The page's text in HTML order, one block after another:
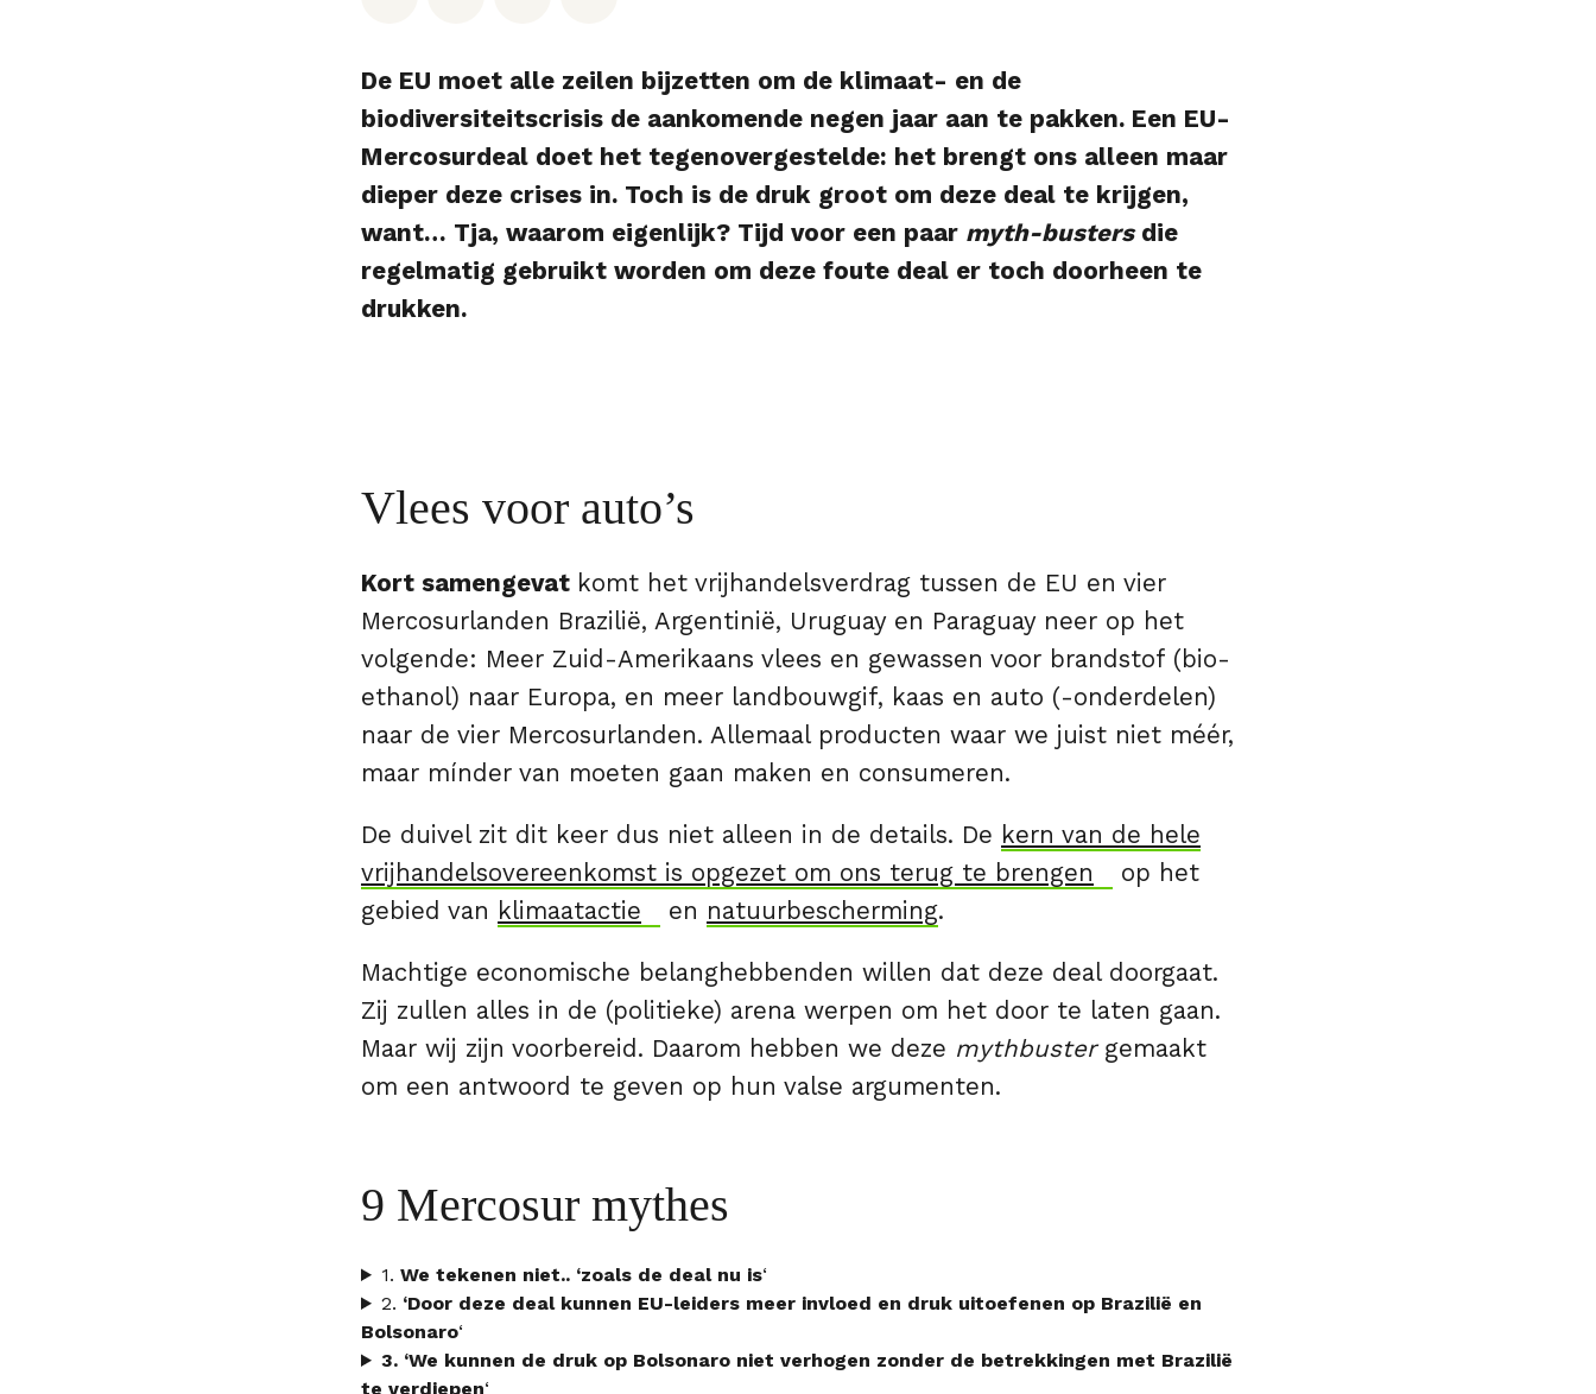
De EU moet alle zeilen bijzetten om de klimaat- en de
biodiversiteitscrisis de aankomende negen jaar aan te pakken. Een EU-
Mercosurdeal doet het tegenovergestelde: het brengt ons alleen maar
dieper deze crises in. Toch is de druk groot om deze deal te krijgen,
want… Tja, waarom eigenlijk? Tijd voor een paar myth-bustersdie
regelmatig gebruikt worden om deze foute deal er toch doorheen te
drukken.
Vlees voor auto’s
Kort samengevat komt het vrijhandelsverdrag tussen de EU en vier
Mercosurlanden Brazilië, Argentinië, Uruguay en Paraguay neer op het
volgende: Meer Zuid-Amerikaans vlees en gewassen voor brandstof (bio-
ethanol) naar Europa, en meer landbouwgif, kaas en auto (-onderdelen)
naar de vier Mercosurlanden. Allemaal producten waar we juist niet méér,
maar mínder van moeten gaan maken en consumeren.
De duivel zit dit keer dus niet alleen in de details. De kern van de hele
vrijhandelsovereenkomst is opgezet om ons terug te brengen
op het
gebied van klimaatactie en natuurbescherming.
Machtige economische belanghebbenden willen dat deze deal doorgaat.
Zij zullen alles in de (politieke) arena werpen om het door te laten gaan.
Maar wij zijn voorbereid. Daarom hebben we deze mythbustergemaakt
om een antwoord te geven op hun valse argumenten.
9 Mercosur mythes
1. We tekenen niet.. ‘zoals de deal nu is‘
2. ‘Door deze deal kunnen EU-leiders meer invloed en druk uitoefenen op Brazilië en
Bolsonaro‘
3. ‘We kunnen de druk op Bolsonaro niet verhogen zonder de betrekkingen met Brazilië
te verdiepen‘